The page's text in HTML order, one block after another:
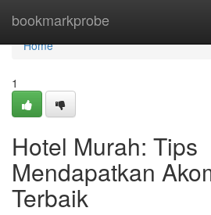
bookmarkprobe
Home
Home
1
Hotel Murah: Tips
Mendapatkan
Terbaik